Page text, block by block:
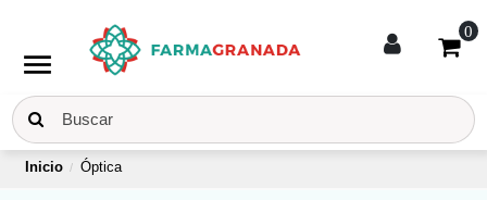
menu
0
Inicio Óptica